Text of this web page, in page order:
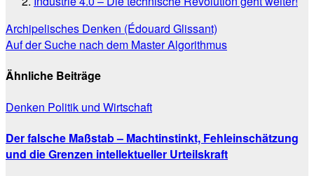
Beitragsnavigation
Archipelisches Denken (Édouard Glissant)
Auf der Suche nach dem Master Algorithmus
Ähnliche Beiträge
Denken Politik und Wirtschaft
Der falsche Maßstab – Machtinstinkt, Fehleinschätzung
und die Grenzen intellektueller Urteilskraft